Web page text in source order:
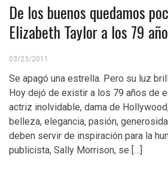
De los buenos quedamos
Elizabeth Taylor a los 79
03/23/2011
Se apagó una estrella. Pero su luz
Hoy dejó de existir a los 79 años de
actriz inolvidable, dama de
belleza, elegancia, pasión,
deben servir de inspiración para la
publicista, Sally Morrison, se […]